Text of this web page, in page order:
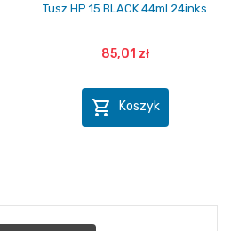
Tusz HP 15 BLACK 44ml 24inks
85,01 zł
 Koszyk